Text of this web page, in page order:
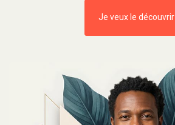
Je veux le découvrir